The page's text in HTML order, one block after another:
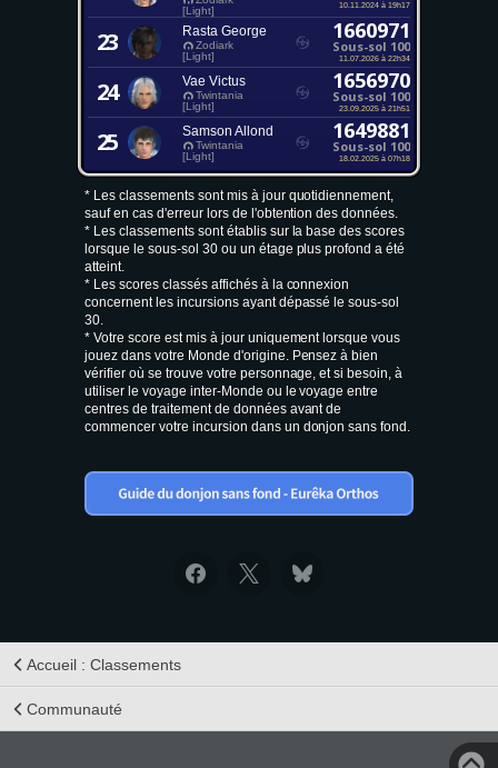
[Light]
10.11.2024 à 19h17
23 Rasta George
Zodiark
[Light]
1660971
Sous-sol 100
11.07.2026 à 22h34
24 Vae Victus
Twintania
[Light]
1656970
Sous-sol 100
23.09.2025 à 21h51
25 Samson Allond
Twintania
[Light]
1649881
Sous-sol 100
18.02.2025 à 07h18
* Les classements sont mis à jour quotidiennement,
sauf en cas d'erreur lors de l'obtention des données.
* Les classements sont établis sur la base des scores
lorsque le sous-sol 30 ou un étage plus profond a été
atteint.
* Les scores classés affichés à la connexion
concernent les incursions ayant dépassé le sous-sol
30.
* Votre score est mis à jour uniquement lorsque vous
jouez dans votre Monde d'origine. Pensez à bien
vérifier où se trouve votre personnage, et si besoin, à
utiliser le voyage inter-Monde ou le voyage entre
centres de traitement de données avant de
commencer votre incursion dans un donjon sans fond.
Accueil : Classements
Communauté